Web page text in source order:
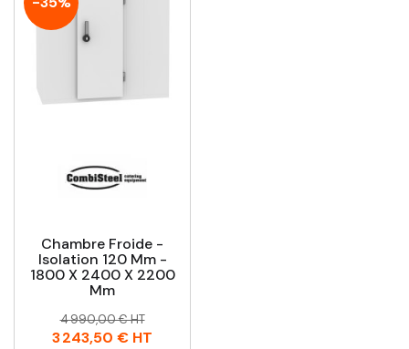
Chambre Froide -
Isolation 120 Mm -
1800 X 2400 X 2200
Mm
Prix
Prix
habituel
4 990,00 € HT
3 243,50 € HT